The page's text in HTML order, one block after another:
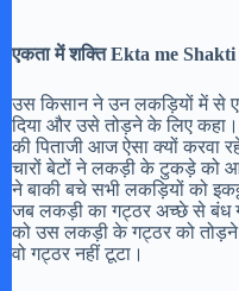
एकता में शक्ति Ekta me
उस किसान ने उन लकड़ियों में से
दिया और उसे तोड़ने के लिए
की पिताजी आज ऐसा क्यों करवा
चारों बेटों ने लकड़ी के टुकड़े को
ने बाकी बचे सभी लकड़ियों को
जब लकड़ी का गट्ठर अच्छे से बंध
को उस लकड़ी के गट्ठर को तोड़ने
वो गट्ठर नहीं टूटा।